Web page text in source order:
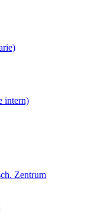
intern)
Zentrum